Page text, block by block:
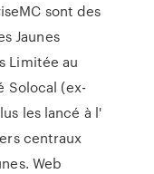
sont des
Jaunes
Limitée au
Solocal (ex-
les lancé à l'
centraux
Web